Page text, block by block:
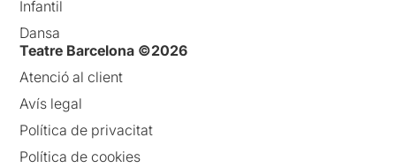
Infantil
Dansa
Teatre Barcelona ©2026
Atenció al client
Avís legal
Política de privacitat
Política de cookies